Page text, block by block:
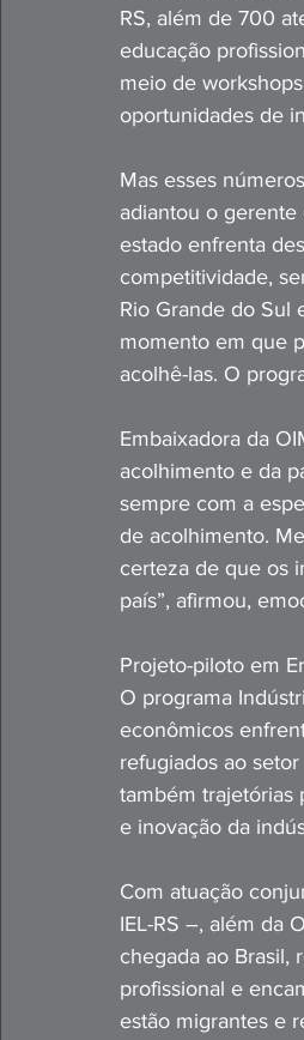
RS, além de 700
educação
meio de
oportunidades de
Mas esses
adiantou o gerente
estado enfrenta
competitividade,
Rio Grande do Sul
momento em que
acolhê-las. O
Embaixadora da
acolhimento e da
sempre com a
de acolhimento.
certeza de que os
país”, afirmou,
Projeto-piloto em
O programa
econômicos
refugiados ao
também trajetórias
e inovação da
Com atuação
IEL-RS –, além da
chegada ao Brasil,
profissional e
estão migrantes e